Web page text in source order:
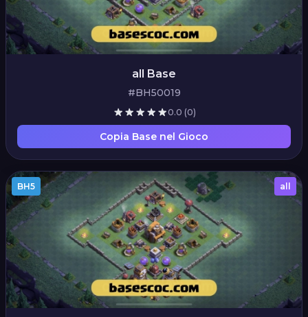
all Base
#BH50019
0.0 (0)
Copia Base nel Gioco
BH5 all